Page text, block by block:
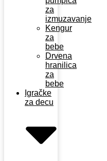
za
izmuzavanje
Kengur
za
bebe
Drvena
hranilica
za
bebe
Igračke
za decu